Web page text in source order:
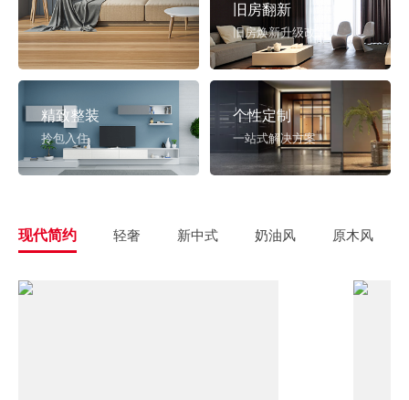
旧房翻新
旧房焕新升级改造
精致整装
拎包入住
个性定制
一站式解决方案
现代简约 轻奢 新中式 奶油风 原木风